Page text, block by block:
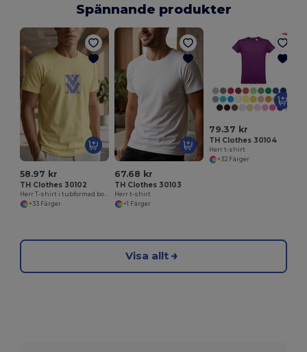
Spännande produkter
58.97 kr
TH Clothes 30102
+33 Färger
67.68 kr
TH Clothes 30103
Herr t-shirt
+1 Färger
79.37 kr
TH Clothes 30104
Herr t-shirt
+32 Färger
Visa allt